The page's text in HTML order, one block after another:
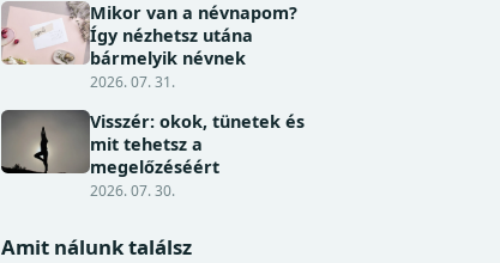
Mikor van a névnapom?
Így nézhetsz utána
bármelyik névnek
2026. 07. 31.
Visszér: okok, tünetek és
mit tehetsz a
megelőzéséért
2026. 07. 30.
Amit nálunk találsz